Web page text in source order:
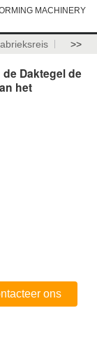
MACHINERY
>>
Daktegel de
het
ons